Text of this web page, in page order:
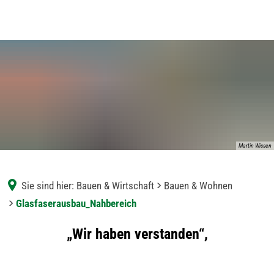
Martin Wissen
Sie sind hier: Bauen & Wirtschaft
Bauen & Wohnen
Glasfaserausbau_Nahbereich
Glasfaserausbau_Nahbereich
„Wir haben verstanden“,